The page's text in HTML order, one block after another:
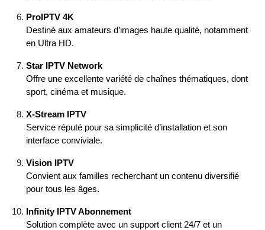
ProIPTV 4K
Destiné aux amateurs d’images haute qualité, notamment
en Ultra HD.
Star IPTV Network
Offre une excellente variété de chaînes thématiques, dont
sport, cinéma et musique.
X-Stream IPTV
Service réputé pour sa simplicité d’installation et son
interface conviviale.
Vision IPTV
Convient aux familles recherchant un contenu diversifié
pour tous les âges.
Infinity IPTV Abonnement
Solution complète avec un support client 24/7 et un